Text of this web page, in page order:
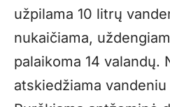
užpilama 10 litrų
nukaičiama,
palaikoma 14 valandų.
atskiedžiama